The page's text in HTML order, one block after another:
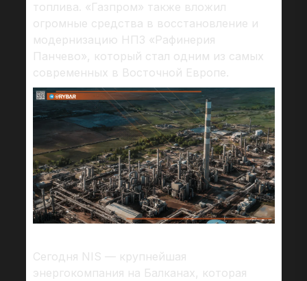
топлива. «Газпром» также вложил
огромные средства в восстановление и
модернизацию НПЗ «Рафинерия
Панчево», который стал одним из самых
современных в Восточной Европе.
Сегодня NIS — крупнейшая
энергокомпания на Балканах, которая